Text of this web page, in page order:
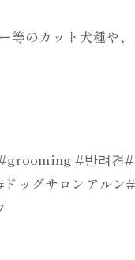
のカット犬種や
#반려견#
ッグサロンアルン